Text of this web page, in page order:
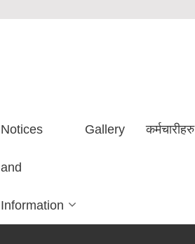
Notices
and
Information
Gallery कर्मचारीहरु